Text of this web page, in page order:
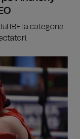
IBF la categoria